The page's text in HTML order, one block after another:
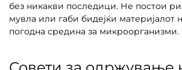
без никакви последици. Не постои
мувла или габи бидејќи материјалот
погодна средина за микроорганизми.